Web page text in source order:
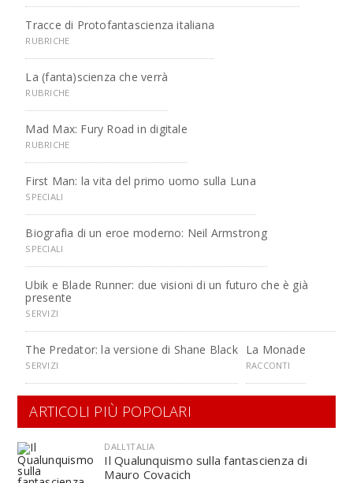
Tracce di Protofantascienza italiana
RUBRICHE
La (fanta)scienza che verrà
RUBRICHE
Mad Max: Fury Road in digitale
RUBRICHE
First Man: la vita del primo uomo sulla Luna
SPECIALI
Biografia di un eroe moderno: Neil Armstrong
SPECIALI
Ubik e Blade Runner: due visioni di un futuro che è già
presente
SERVIZI
The Predator: la versione di Shane Black
SERVIZI
La Monade
RACCONTI
ARTICOLI PIÙ POPOLARI
DALL'ITALIA
Il Qualunquismo sulla fantascienza di
Mauro Covacich